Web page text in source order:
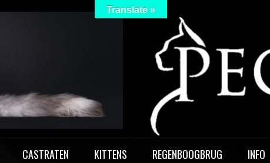
CASTRATEN KITTENS REGENBOOGBRUG INFO
Translate »